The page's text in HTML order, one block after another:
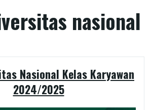
nasional
Nasional Kelas Karyawan
2024/2025